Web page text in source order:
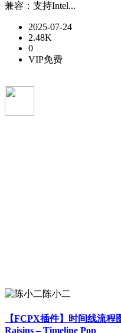
兼容：支持Intel...
2025-07-24
2.48K
0
VIP免费
陈小二
【FCPX插件】时间线流
Raisins – Timeline Pop